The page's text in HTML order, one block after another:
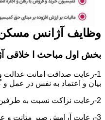
وظایف آژانس
بخش اول مباحث ا خلاقی
1-رعایت صداقت امانت عدالت
بیان و اعتماد به نفس در عمل و
2-رعایت نزاکت نسبت به طرفین معامله و عدم تبعیض بین ایشان.
3-رعایت آرامش صبر متانت و